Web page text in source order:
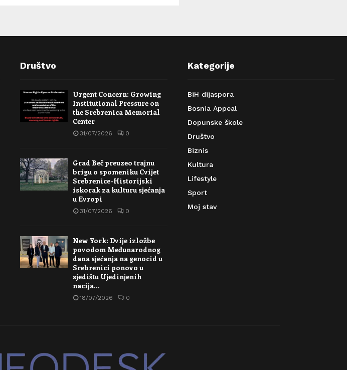
Društvo
Urgent Concern: Growing
Institutional Pressure on
the Srebrenica Memorial
Center
31/07/2026 0
Grad Beč preuzeo trajnu
brigu o spomeniku Cvijet
Srebrenice-Historijski
iskorak za kulturu sjećanja
u Evropi
31/07/2026 0
New York: Dvije izložbe
povodom Međunarodnog
dana sjećanja na genocid u
Srebrenici ponovo u
sjedištu Ujedinjenih
nacija…
18/07/2026 0
Kategorije
BiH dijaspora
Bosnia Appeal
Dopunske škole
Društvo
Biznis
Kultura
Lifestyle
Sport
Moj stav